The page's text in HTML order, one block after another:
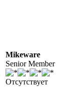
Mikeware
Senior Member
Отсутствует